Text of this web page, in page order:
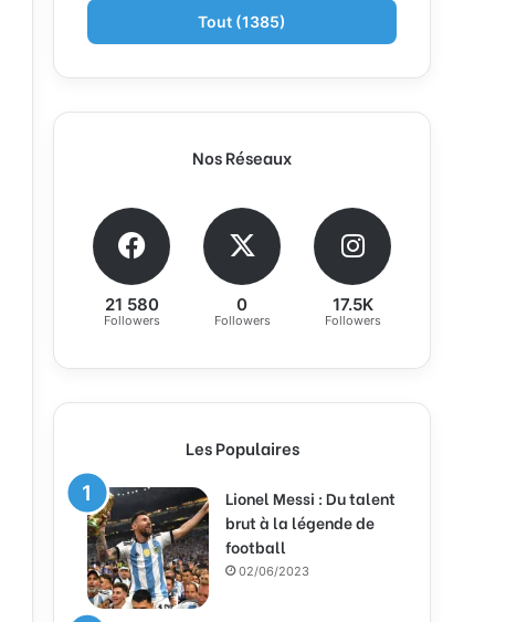
Tout (1385)
Nos Réseaux
21 580
Followers
0
Followers
17.5K
Followers
Les Populaires
Lionel Messi : Du talent
brut à la légende de
football
02/06/2023